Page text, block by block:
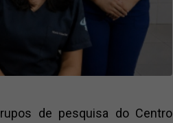
de pesquisa do Centro